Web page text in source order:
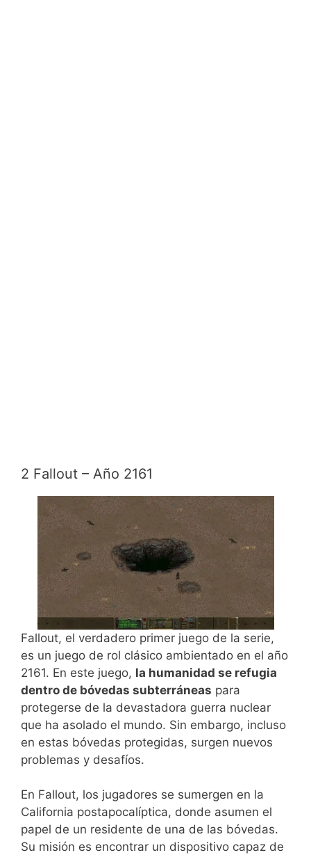
2 Fallout – Año 2161
Fallout, el verdadero primer juego de la serie,
es un juego de rol clásico ambientado en el año
2161. En este juego, la humanidad se refugia
dentro de bóvedas subterráneas para
protegerse de la devastadora guerra nuclear
que ha asolado el mundo. Sin embargo, incluso
en estas bóvedas protegidas, surgen nuevos
problemas y desafíos.
En Fallout, los jugadores se sumergen en la
California postapocalíptica, donde asumen el
papel de un residente de una de las bóvedas.
Su misión es encontrar un dispositivo capaz de